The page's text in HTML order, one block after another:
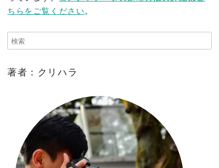
ちらをご覧ください。
著者：クリハラ